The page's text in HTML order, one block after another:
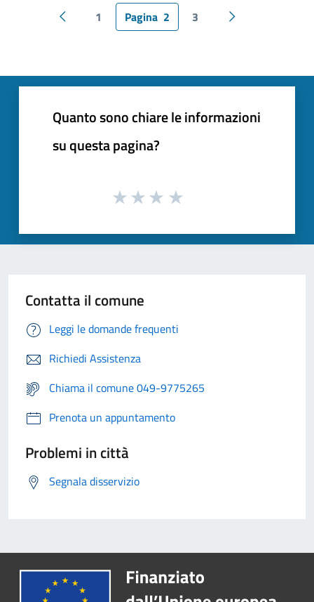
Pagina precedente
1 Pagina 2 3 Pagina
Quanto sono chiare le informazioni
su questa pagina?
Contatta il comune
Leggi le domande frequenti
Richiedi Assistenza
Chiama il comune 049-9775265
Prenota un appuntamento
Problemi in città
Segnala disservizio